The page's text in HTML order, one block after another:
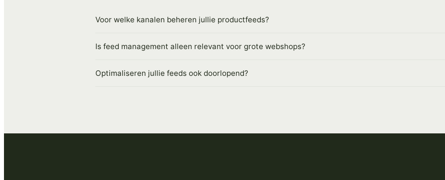
Voor welke kanalen beheren jullie productfeeds?
Is feed management alleen relevant voor grote webshops?
Optimaliseren jullie feeds ook doorlopend?